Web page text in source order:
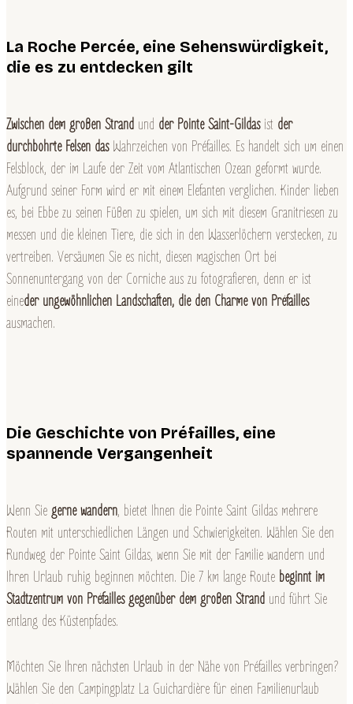
La Roche Percée, eine Sehenswürdigkeit,
die es zu entdecken gilt
Zwischen dem großen Strand und der Pointe Saint-Gildasist der
durchbohrte Felsen dasWahrzeichen von Préfailles. Es handelt sich um einen
Felsblock, der im Laufe der Zeit vom Atlantischen Ozean geformt wurde.
Aufgrund seiner Form wird er mit einem Elefanten verglichen. Kinder lieben
es, bei Ebbe zu seinen Füßen zu spielen, um sich mit diesem Granitriesen zu
messen und die kleinen Tiere, die sich in den Wasserlöchern verstecken, zu
vertreiben. Versäumen Sie es nicht, diesen magischen Ort bei
Sonnenuntergang von der Corniche aus zu fotografieren, denn er ist
eineder ungewöhnlichen Landschaften, die den Charme von Préfailles
ausmachen.
Die Geschichte von Préfailles, eine
spannende Vergangenheit
Wenn Sie gerne wandern, bietet Ihnen die Pointe Saint Gildas mehrere
Routen mit unterschiedlichen Längen und Schwierigkeiten. Wählen Sie den
Rundweg der Pointe Saint Gildas, wenn Sie mit der Familie wandern und
Ihren Urlaub ruhig beginnen möchten. Die 7 km lange Route beginnt im
Stadtzentrum von Préfailles gegenüber dem großen Strand und führt Sie
entlang des Küstenpfades.
Möchten Sie Ihren nächsten Urlaub in der Nähe von Préfailles verbringen?
Wählen Sie den Campingplatz La Guichardière für einen Familienurlaub